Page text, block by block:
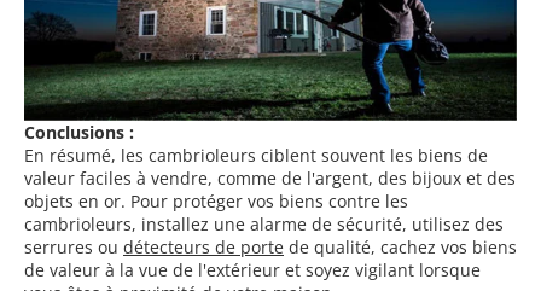
Conclusions :
En résumé, les cambrioleurs ciblent souvent les biens de
valeur faciles à vendre, comme de l'argent, des bijoux et des
objets en or. Pour protéger vos biens contre les
cambrioleurs, installez une alarme de sécurité, utilisez des
serrures ou détecteurs de porte de qualité, cachez vos biens
de valeur à la vue de l'extérieur et soyez vigilant lorsque